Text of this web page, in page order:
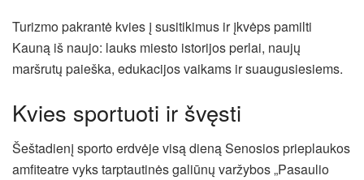
Turizmo pakrantė kvies į susitikimus ir įkvėps pamilti
Kauną iš naujo: lauks miesto istorijos perlai, naujų
maršrutų paieška, edukacijos vaikams ir suaugusiesiems.
Kvies sportuoti ir švęsti
Šeštadienį sporto erdvėje visą dieną Senosios prieplaukos
amfiteatre vyks tarptautinės galiūnų varžybos „Pasaulio